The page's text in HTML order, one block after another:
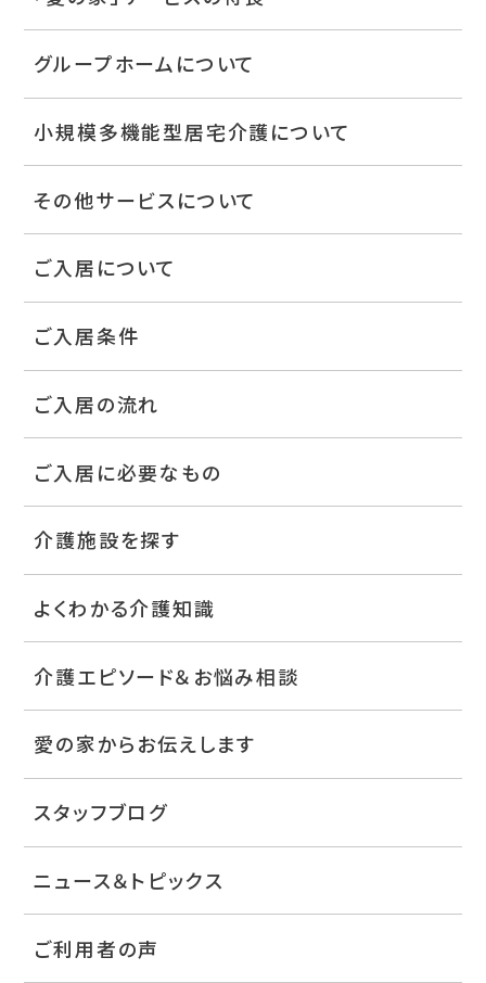
グループホームについて
小規模多機能型居宅介護について
その他サービスについて
ご入居について
ご入居条件
ご入居の流れ
ご入居に必要なもの
介護施設を探す
よくわかる介護知識
介護エピソード＆お悩み相談
愛の家からお伝えします
スタッフブログ
ニュース＆トピックス
ご利用者の声